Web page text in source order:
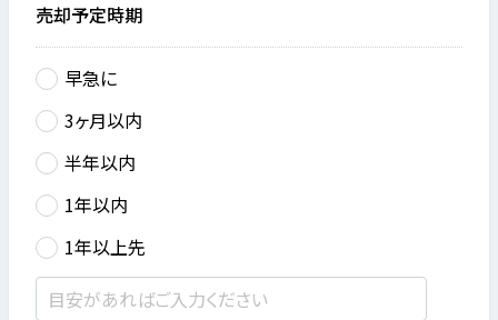
売却予定時期
早急に
3ヶ月以内
半年以内
1年以内
1年以上先